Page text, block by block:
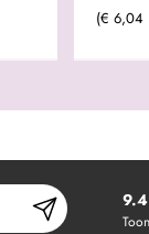
(€ 6,04
9.4